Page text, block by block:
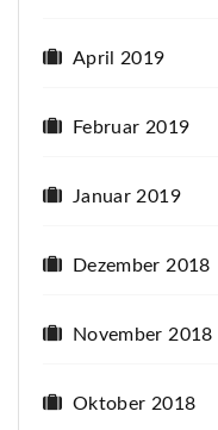
April 2019
Februar 2019
Januar 2019
Dezember 2018
November 2018
Oktober 2018